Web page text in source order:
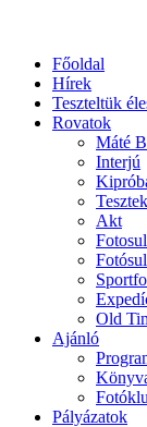
Főoldal
Hírek
Teszteltük
Rovatok
Máté
Interjú
Tesztek
Akt
Old
Ajánló
Pályázatok